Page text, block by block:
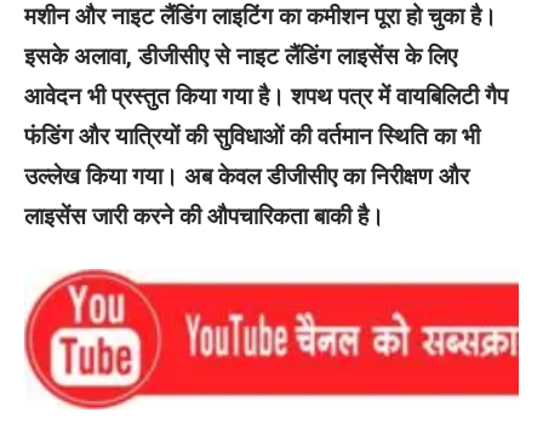
मशीन और नाइट लैंडिंग लाइटिंग का कमीशन पूरा हो चुका है।
इसके अलावा, डीजीसीए से नाइट लैंडिंग लाइसेंस के लिए
आवेदन भी प्रस्तुत किया गया है। शपथ पत्र में वायबिलिटी गैप
फंडिंग और यात्रियों की सुविधाओं की वर्तमान स्थिति का भी
उल्लेख किया गया। अब केवल डीजीसीए का निरीक्षण और
लाइसेंस जारी करने की औपचारिकता बाकी है।